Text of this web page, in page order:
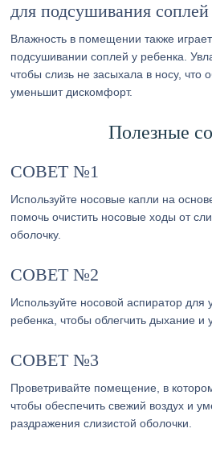
для подсушивания соплей
Влажность в помещении также
подсушивании соплей у ребенка.
чтобы слизь не засыхала в носу, что
уменьшит дискомфорт.
Полезные
СОВЕТ №1
Используйте носовые капли на
помочь очистить носовые ходы от
оболочку.
СОВЕТ №2
Используйте носовой аспиратор для
ребенка, чтобы облегчить дыхание
СОВЕТ №3
Проветривайте помещение, в
чтобы обеспечить свежий воздух и
раздражения слизистой оболочки.